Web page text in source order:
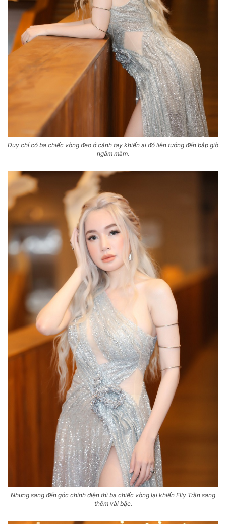
Duy chỉ có ba chiếc vòng đeo ở cánh tay khiến ai đó liên tưởng đến bắp giò
ngâm mắm.
Nhưng sang đến góc chính diện thì ba chiếc vòng lại khiến Elly Trần sang
thêm vài bậc.